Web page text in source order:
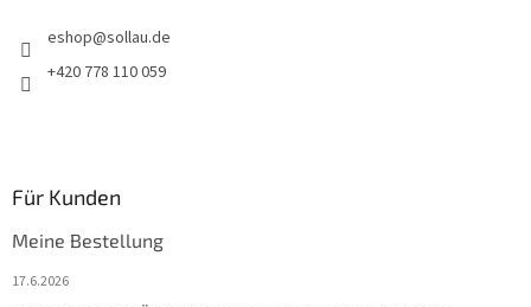
eshop@sollau.de
+420 778 110 059
Für Kunden
Meine Bestellung
17.6.2026